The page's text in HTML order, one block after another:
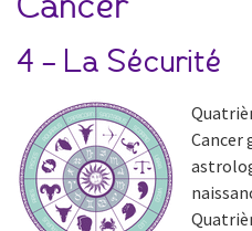
4 – La Sécurité
Cancer